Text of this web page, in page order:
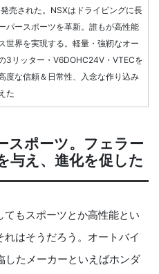
売された。NSXはドライビングに長
パースポーツを革新。誰もが高性能
世界を実現する。軽量・強靭なオー
3リッター・V6DOHC24V・VTECを
度な信頼＆日常性、入念な作り込み
た
スポーツ。フェラー
与え、進化を促した
もスポーツとか高性能とい
はそうだろう。オートバイ
したメーカーといえばホンダ